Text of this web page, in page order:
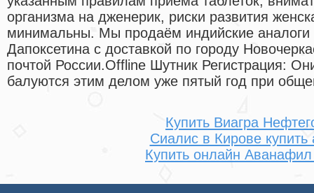
организма на дженерик, риски развития
минимальны. Мы продаём индийские
Дапоксетина с доставкой по городу
почтой России.Offline Шутник Регистрация:
балуются этим делом уже пятый год при
Купить Виагра
Сиалис в Кирове купить
Купить онлайн